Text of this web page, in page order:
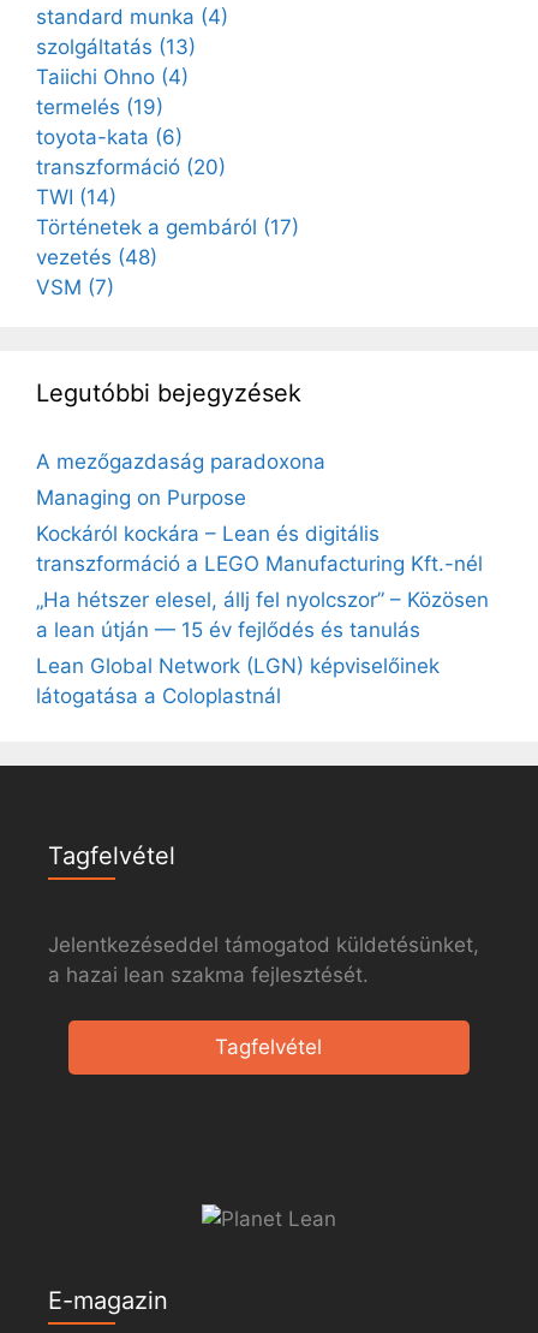
standard munka (4)
szolgáltatás (13)
Taiichi Ohno (4)
termelés (19)
toyota-kata (6)
transzformáció (20)
TWI (14)
Történetek a gembáról (17)
vezetés (48)
VSM (7)
Legutóbbi bejegyzések
A mezőgazdaság paradoxona
Managing on Purpose
Kockáról kockára – Lean és digitális
transzformáció a LEGO Manufacturing Kft.-nél
„Ha hétszer elesel, állj fel nyolcszor” – Közösen
a lean útján — 15 év fejlődés és tanulás
Lean Global Network (LGN) képviselőinek
látogatása a Coloplastnál
Tagfelvétel
Jelentkezéseddel támogatod küldetésünket,
a hazai lean szakma fejlesztését.
Tagfelvétel
E-magazin